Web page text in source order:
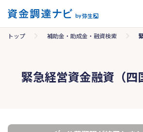
トップ 補助金・助成金・融資検索
緊急経営資金融資（四